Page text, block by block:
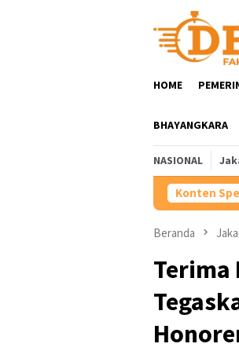
HOME
BHAYANGKARA
NASIONAL
Konten
Vokasi Berdaya Saing di Kampung
Beranda
Terima